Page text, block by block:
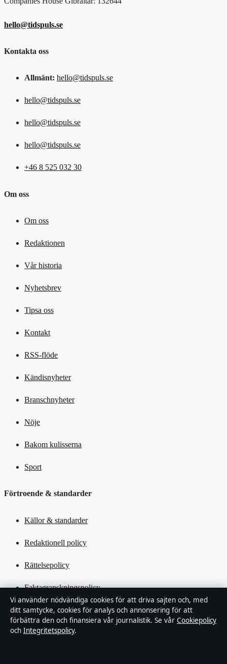
hello@tidspuls.se
Kontakta oss
Allmänt: hello@tidspuls.se
hello@tidspuls.se
hello@tidspuls.se
hello@tidspuls.se
+46 8 525 032 30
Om oss
Om oss
Redaktionen
Vår historia
Nyhetsbrev
Tipsa oss
Kontakt
RSS-flöde
Kändisnyheter
Branschnyheter
Nöje
Bakom kulisserna
Sport
Förtroende & standarder
Källor & standarder
Redaktionell policy
Rättelsepolicy
Faktagranskningspolicy
Ägande & finansiering
Integritetspolicy
Vi använder nödvändiga cookies för att driva sajten och, med
ditt samtycke, cookies för analys och annonsering för att
förbättra den och finansiera vår journalistik. Se vår Cookiepolicy
och Integritetspolicy.